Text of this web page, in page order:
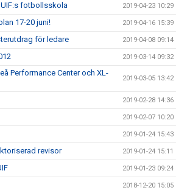
fotbollsskola 2019-04-23 10:29
17-20 juni! 2019-04-16 15:39
för ledare 2019-04-08 09:14
2019-03-14 09:32
Performance Center och XL-
2019-03-05 13:42
2019-02-28 14:36
2019-02-07 10:20
2019-01-24 15:43
revisor 2019-01-24 15:11
2019-01-23 09:24
2018-12-20 15:05